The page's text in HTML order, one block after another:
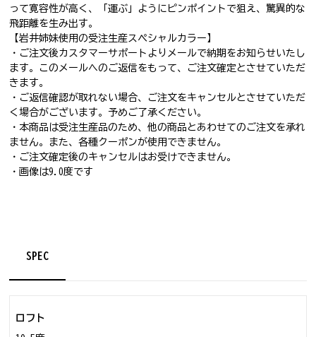
って寛容性が高く、「運ぶ」ようにピンポイントで狙え、驚異的な
飛距離を生み出す。
【岩井姉妹使用の受注生産スペシャルカラー】
・ご注文後カスタマーサポートよりメールで納期をお知らせいたし
ます。このメールへのご返信をもって、ご注文確定とさせていただ
きます。
・ご返信確認が取れない場合、ご注文をキャンセルとさせていただ
く場合がございます。予めご了承ください。
・本商品は受注生産品のため、他の商品とあわせてのご注文を承れ
ません。また、各種クーポンが使用できません。
・ご注文確定後のキャンセルはお受けできません。
・画像は9.0度です
SPEC
ロフト